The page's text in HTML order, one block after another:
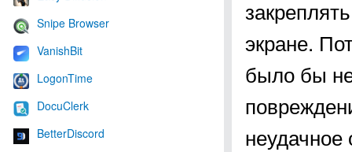
Snipe Browser
VanishBit
LogonTime
DocuClerk
BetterDiscord
экране.
было бы